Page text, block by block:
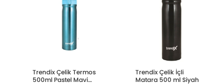
Trendix Çelik Termos
500ml Pastel Mavi
Trendix Çelik İçli
Matara 500 ml Siyah